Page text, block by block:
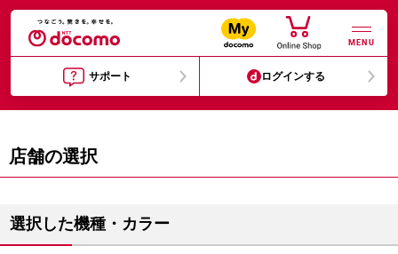
MENU
サポート ログインする
店舗の選択
選択した機種・カラー